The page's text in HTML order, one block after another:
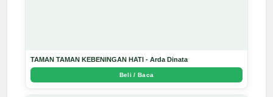
TAMAN TAMAN KEBENINGAN HATI - Arda Dinata
Beli / Baca